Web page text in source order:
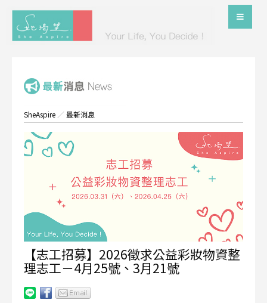
SheAspire ／最新消息
【志工招募】2026徵求公益彩妝物資整
理志工－4月25號、3月21號